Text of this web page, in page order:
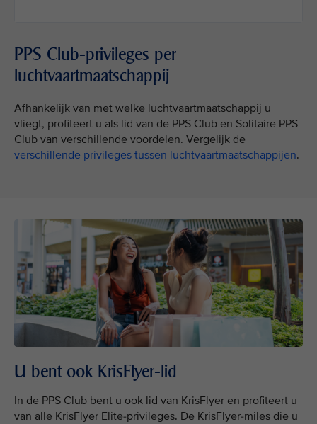
PPS Club-privileges per
luchtvaartmaatschappij
Afhankelijk van met welke luchtvaartmaatschappij u
vliegt, profiteert u als lid van de PPS Club en Solitaire PPS
Club van verschillende voordelen. Vergelijk de
verschillende privileges tussen luchtvaartmaatschappijen.
U bent ook KrisFlyer-lid
In de PPS Club bent u ook lid van KrisFlyer en profiteert u
van alle KrisFlyer Elite-privileges. De KrisFlyer-miles die u